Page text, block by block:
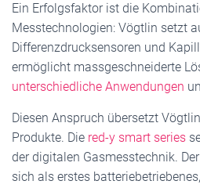
Ein Erfolgsfaktor ist die
Messtechnologien: Vögtlin setzt
Differenzdrucksensoren und
ermöglicht massgeschneiderte
unterschiedliche Anwendungen
Diesen Anspruch übersetzt
Produkte. Die red-y smart series
der digitalen Gasmesstechnik. Der
sich als erstes